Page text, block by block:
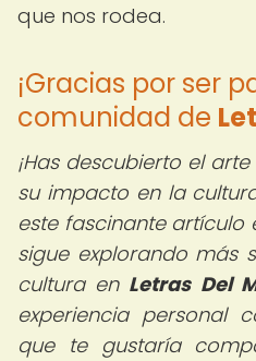
que nos rodea.
¡Gracias por ser
comunidad de
¡Has descubierto el
su impacto en la
este fascinante artículo
sigue explorando más
cultura en Letras Del
experiencia personal
que te gustaría